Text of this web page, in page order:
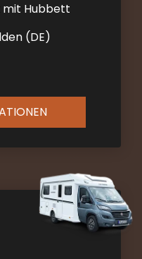
mit Hubbett
(DE)